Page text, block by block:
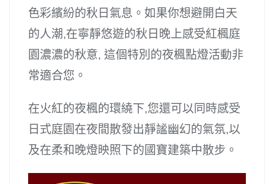
色彩繽紛的秋日氣息。如果你想避開白天
的人潮,在寧靜悠遊的秋日晚上感受紅楓庭
園濃濃的秋意, 這個特別的夜楓點燈活動非
常適合您。
在火紅的夜楓的環繞下,您還可以同時感受
日式庭園在夜間散發出靜謐幽幻的氣氛,以
及在柔和晚燈映照下的國寶建築中散步。